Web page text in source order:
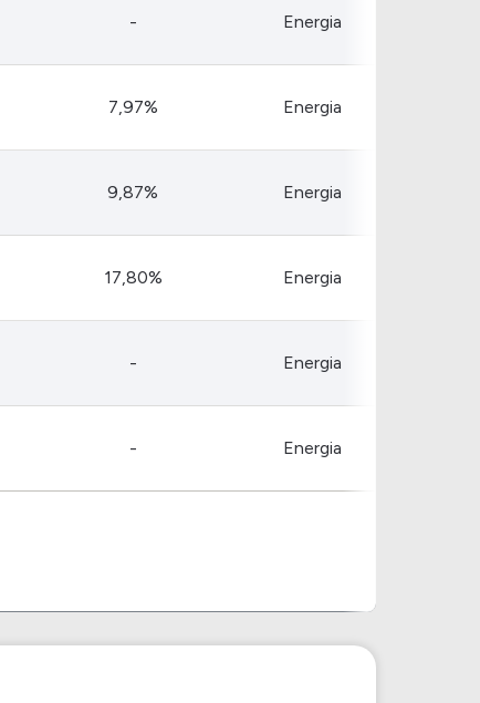
Guia do Iniciante
- Energia
7,97% Energia
9,87% Energia
17,80% Energia
- Energia
- Energia